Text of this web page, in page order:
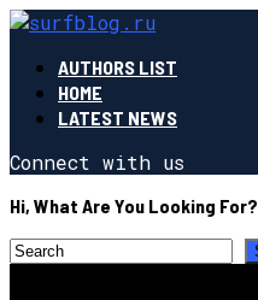
AUTHORS LIST
HOME
LATEST NEWS
Connect with us
Hi, What Are You Looking For?